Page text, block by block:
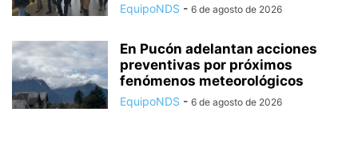
EquipoNDS - 6 de agosto de 2026
En Pucón adelantan acciones
preventivas por próximos
fenómenos meteorológicos
EquipoNDS - 6 de agosto de 2026